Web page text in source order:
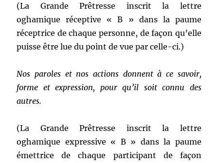
(La Grande Prêtresse inscrit la lettre
oghamique réceptive « B » dans la paume
réceptrice de chaque personne, de façon qu’elle
puisse être lue du point de vue par celle-ci.)
Nos paroles et nos actions donnent à ce savoir,
forme et expression, pour qu’il soit connu des
autres.
(La Grande Prêtresse inscrit la lettre
oghamique expressive « B » dans la paume
émettrice de chaque participant de façon